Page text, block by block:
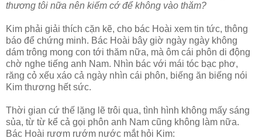
thương tôi nữa nên kiếm cớ để không vào thăm?
Kim phải giải thích cặn kẽ, cho bác Hoài xem tin tức, thông
báo để chứng minh. Bác Hoài bây giờ ngày ngày không
dám trông mong con tới thăm nữa, mà ôm cái phôn di động
chờ nghe tiếng anh Nam. Nhìn bác với mái tóc bạc phơ,
răng cỏ xếu xáo cả ngày nhìn cái phôn, biếng ăn biếng nói
Kim thương hết sức.
Thời gian cứ thế lặng lẽ trôi qua, tình hình không mấy sáng
sủa, từ từ kể cả gọi phôn anh Nam cũng không làm nữa.
Bác Hoài rươm rướm nước mắt hỏi Kim: